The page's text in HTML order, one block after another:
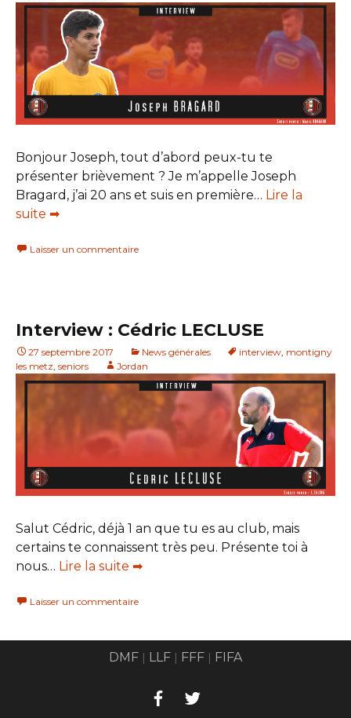
Bonjour Joseph, tout d’abord peux-tu te
présenter brièvement ? Je m’appelle Joseph
Bragard, j’ai 20 ans et suis en première… Lire la
suite ➡
Laisser un commentaire
Interview : Cédric LECLUSE
27 septembre 2017 News générales interview montigny
les metz seniors Jordan
Salut Cédric, déjà 1 an que tu es au club, mais
certains te connaissent très peu. Présente toi à
nous… Lire la suite ➡
Laisser un commentaire
DMF | LLF | FFF | FIFA